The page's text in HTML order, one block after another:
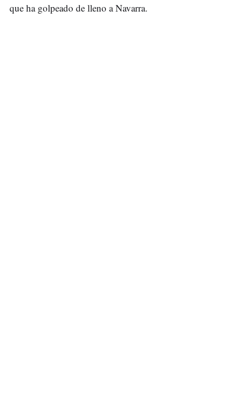
que ha golpeado de lleno a Navarra.